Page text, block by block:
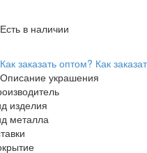
Есть в наличии
Как заказать оптом? Как
Описание украшения
изделия
металла